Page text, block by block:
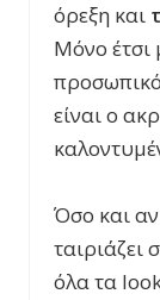
όρεξη και
Μόνο έτσι
είναι ο
Όσο και αν
ταιριάζει
όλα τα